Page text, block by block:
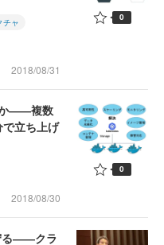
チャ
2018/08/31
0
か――複数
立ち上げ
2018/08/30
0
る――クラ